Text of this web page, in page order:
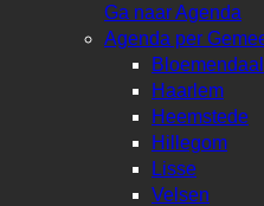
Ga naar Agenda
Agenda per
Bloemendaal
Haarlem
Heemstede
Hillegom
Lisse
Velsen